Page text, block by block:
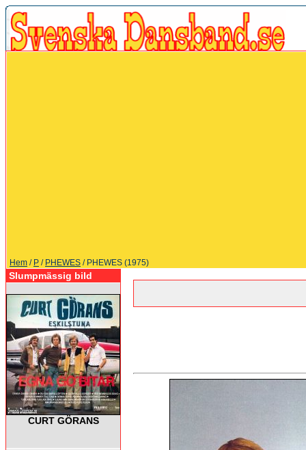
Hem / P / PHEWES / PHEWES (1975)
Slumpmässig bild
CURT GÖRANS